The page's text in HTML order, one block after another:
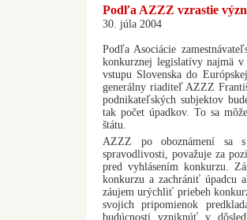
Podľa AZZZ vzrastie
30. júla 2004
Podľa Asociácie
konkurznej legislatívy najmä
vstupu Slovenska do
generálny riaditeľ AZZZ
podnikateľských subjektov
tak počet úpadkov. To sa
štátu.
AZZZ po oboznámení sa s
spravodlivosti, považuje za
pred vyhlásením konkurzu.
konkurzu a zachrániť úpadcu
záujem urýchliť priebeh
svojich pripomienok
budúcnosti vzniknúť v